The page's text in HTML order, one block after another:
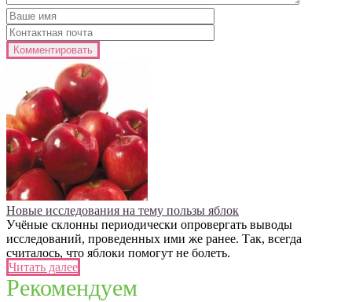
Новые исследования на тему пользы яблок
Учёные склонны периодически опровергать выводы
исследований, проведенных ими же ранее. Так, всегда
считалось, что яблоки помогут не болеть.
Читать далее
Рекомендуем